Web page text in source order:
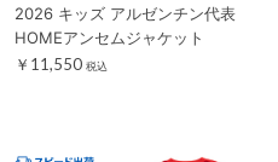
2026 キッズ アルゼンチン代表
HOMEアンセムジャケット
￥11,550 税込